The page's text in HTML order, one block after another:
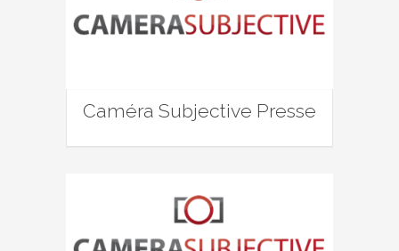
Caméra Subjective Presse